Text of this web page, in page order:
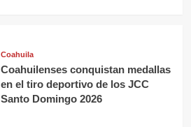
Coahuila
Coahuilenses conquistan medallas
en el tiro deportivo de los JCC
Santo Domingo 2026